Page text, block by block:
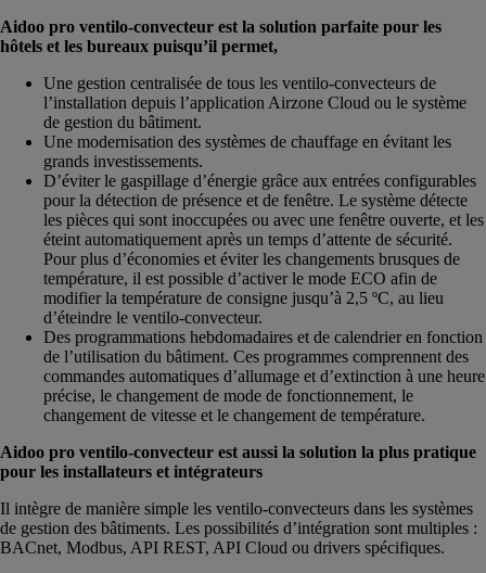
Aidoo pro ventilo‑convecteur est la solution parfaite pour les
hôtels et les bureaux puisqu’il permet,
Une gestion centralisée de tous les ventilo-convecteurs de
l’installation depuis l’application Airzone Cloud ou le système
de gestion du bâtiment.
Une modernisation des systèmes de chauffage en évitant les
grands investissements.
D’éviter le gaspillage d’énergie grâce aux entrées configurables
pour la détection de présence et de fenêtre. Le système détecte
les pièces qui sont inoccupées ou avec une fenêtre ouverte, et les
éteint automatiquement après un temps d’attente de sécurité.
Pour plus d’économies et éviter les changements brusques de
température, il est possible d’activer le mode ECO afin de
modifier la température de consigne jusqu’à 2,5 ºC, au lieu
d’éteindre le ventilo-convecteur.
Des programmations hebdomadaires et de calendrier en fonction
de l’utilisation du bâtiment. Ces programmes comprennent des
commandes automatiques d’allumage et d’extinction à une heure
précise, le changement de mode de fonctionnement, le
changement de vitesse et le changement de température.
Aidoo pro ventilo-convecteur est aussi la solution la plus pratique
pour les installateurs et intégrateurs
Il intègre de manière simple les ventilo-convecteurs dans les systèmes
de gestion des bâtiments. Les possibilités d’intégration sont multiples :
BACnet, Modbus, API REST, API Cloud ou drivers spécifiques.